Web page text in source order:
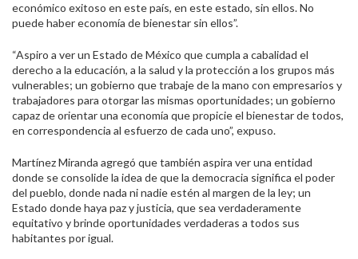
económico exitoso en este país, en este estado, sin ellos. No
puede haber economía de bienestar sin ellos”.
“Aspiro a ver un Estado de México que cumpla a cabalidad el
derecho a la educación, a la salud y la protección a los grupos más
vulnerables; un gobierno que trabaje de la mano con empresarios y
trabajadores para otorgar las mismas oportunidades; un gobierno
capaz de orientar una economía que propicie el bienestar de todos,
en correspondencia al esfuerzo de cada uno”, expuso.
Martínez Miranda agregó que también aspira ver una entidad
donde se consolide la idea de que la democracia significa el poder
del pueblo, donde nada ni nadie estén al margen de la ley; un
Estado donde haya paz y justicia, que sea verdaderamente
equitativo y brinde oportunidades verdaderas a todos sus
habitantes por igual.